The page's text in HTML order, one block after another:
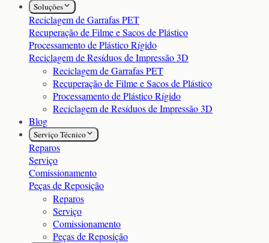
Soluções
Reciclagem de Garrafas PET
Recuperação de Filme e Sacos de Plástico
Processamento de Plástico Rígido
Reciclagem de Resíduos de Impressão 3D
Reciclagem de Garrafas PET
Recuperação de Filme e Sacos de Plástico
Processamento de Plástico Rígido
Reciclagem de Resíduos de Impressão 3D
Blog
Serviço Técnico
Reparos
Serviço
Comissionamento
Peças de Reposição
Reparos
Serviço
Comissionamento
Peças de Reposição